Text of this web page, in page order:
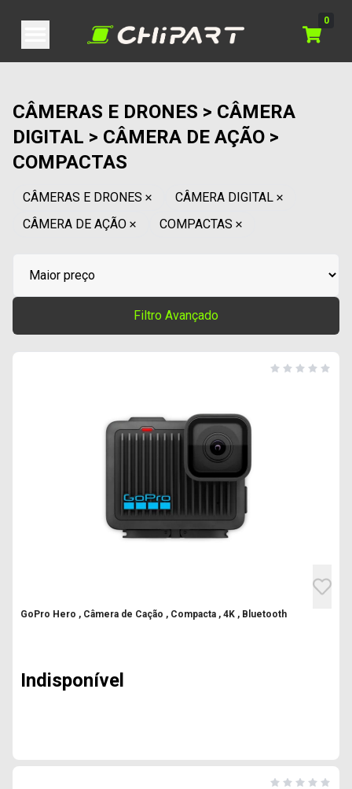
0
CÂMERAS E DRONES > CÂMERA
DIGITAL > CÂMERA DE AÇÃO >
COMPACTAS
CÂMERAS E DRONES
CÂMERA DIGITAL
CÂMERA DE AÇÃO
COMPACTAS
Filtro Avançado
GoPro Hero , Câmera de Cação , Compacta , 4K , Bluetooth
Indisponível